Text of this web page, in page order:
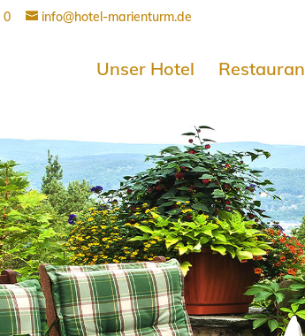
0 info@hotel-marienturm.de
Unser Hotel